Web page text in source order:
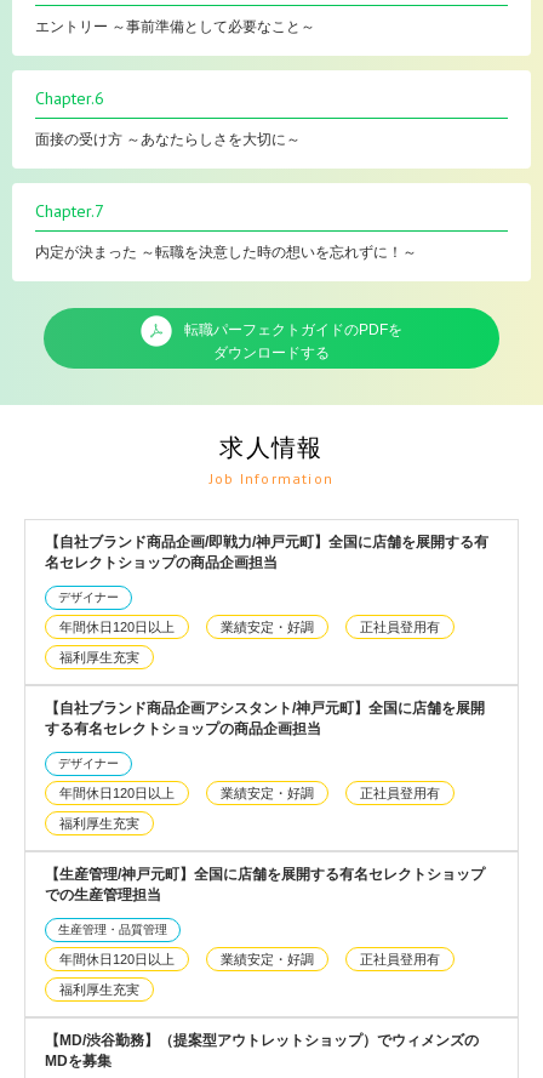
エントリー ～事前準備として必要なこと～
Chapter.6
面接の受け方 ～あなたらしさを大切に～
Chapter.7
内定が決まった ～転職を決意した時の想いを忘れずに！～
転職パーフェクトガイドのPDFを
ダウンロードする
求人情報
Job Information
【自社ブランド商品企画/即戦力/神戸元町】全国に店舗を展開する有
名セレクトショップの商品企画担当
デザイナー
年間休日120日以上 業績安定・好調 正社員登用有
福利厚生充実
【自社ブランド商品企画アシスタント/神戸元町】全国に店舗を展開
する有名セレクトショップの商品企画担当
デザイナー
年間休日120日以上 業績安定・好調 正社員登用有
福利厚生充実
【生産管理/神戸元町】全国に店舗を展開する有名セレクトショップ
での生産管理担当
生産管理・品質管理
年間休日120日以上 業績安定・好調 正社員登用有
福利厚生充実
【MD/渋谷勤務】（提案型アウトレットショップ）でウィメンズの
MDを募集